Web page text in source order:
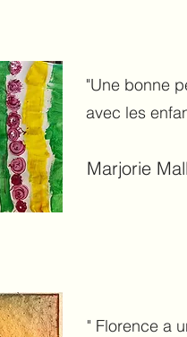
"Une bonne
avec les
Marjorie
" Florence a